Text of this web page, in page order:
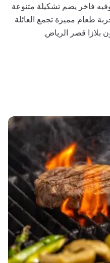
فاخر يضم تشكيلة متنوعة
طعام مميزة تجمع العائلة
بلازا قصر الرياض.